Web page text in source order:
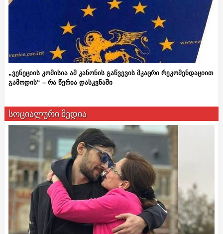
„ვენეციის კომისია ამ კანონის გაწვევის მკაცრი რეკომენდაციით
გამოდის“ – რა წერია დასკვნაში
სოციალური მედია